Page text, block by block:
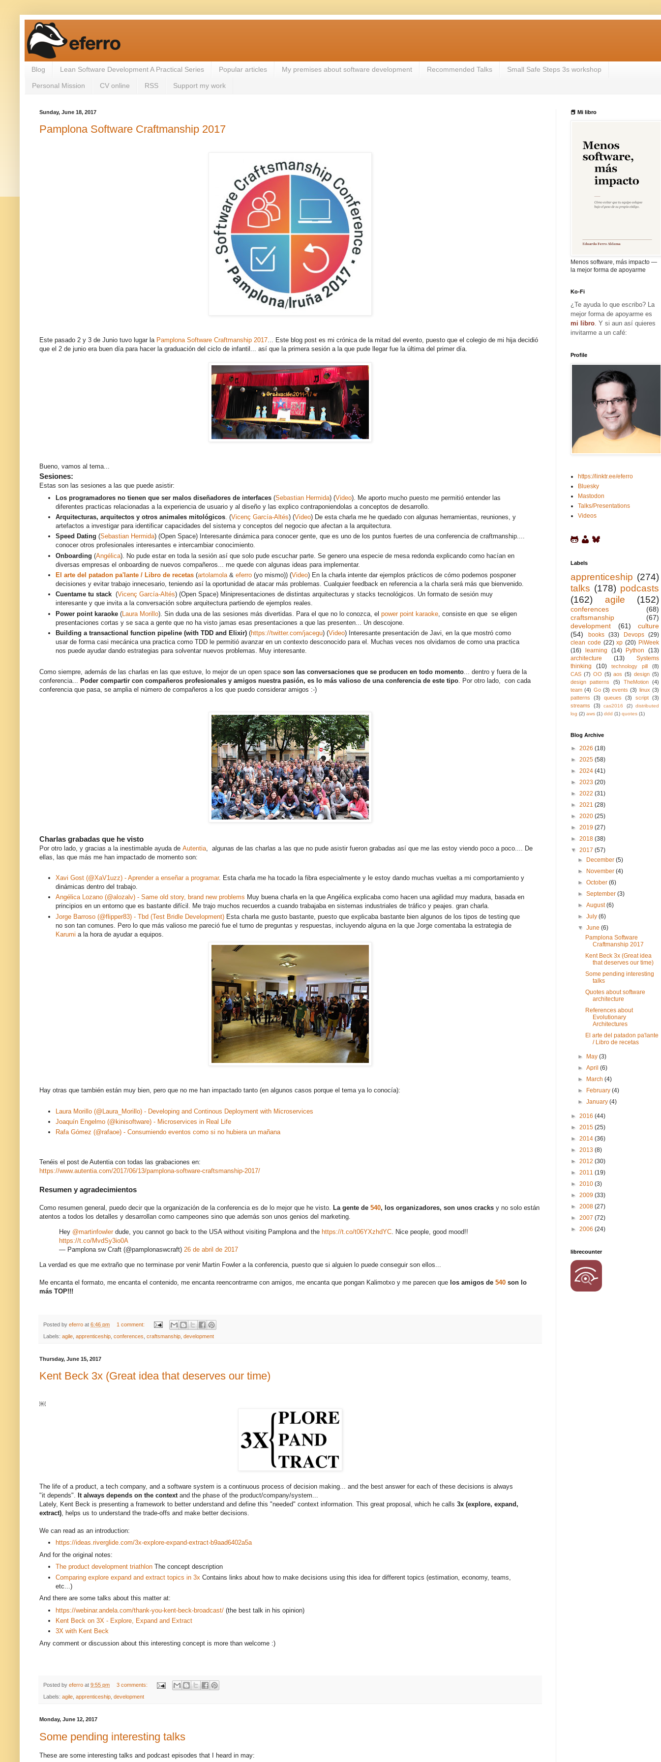
Blog Lean Software Development A Practical Series Popular articles My premises about software development Recommended Talks Small Safe Steps 3s workshop
Personal Mission CV online RSS Support my work
Sunday, June 18, 2017
Pamplona Software Craftmanship 2017
Este pasado 2 y 3 de Junio tuvo lugar la Pamplona Software Craftmanship 2017... Este blog post es mi crónica de la mitad del evento, puesto que el colegio de mi hija decidió
que el 2 de junio era buen día para hacer la graduación del ciclo de infantil... así que la primera sesión a la que pude llegar fue la última del primer día.
Bueno, vamos al tema...
Sesiones:
Estas son las sesiones a las que puede asistir:
Los programadores no tienen que ser malos diseñadores de interfaces (Sebastian Hermida) (Video). Me aporto mucho puesto me permitió entender las
diferentes practicas relacionadas a la experiencia de usuario y al diseño y las explico contraponiendolas a conceptos de desarrollo.
Arquitecturas, arquitectos y otros animales mitológicos. (Vicenç García-Altés) (Video) De esta charla me he quedado con algunas herramientas, reuniones, y
artefactos a investigar para identificar capacidades del sistema y conceptos del negocio que afectan a la arquitectura.
Speed Dating (Sebastian Hermida) (Open Space) Interesante dinámica para conocer gente, que es uno de los puntos fuertes de una conferencia de craftmanship....
conocer otros profesionales interesantes e intercambiar conocimiento.
Onboarding (Angélica). No pude estar en toda la sesión así que solo pude escuchar parte. Se genero una especie de mesa redonda explicando como hacían en
diversas empresas el onboarding de nuevos compañeros... me quede con algunas ideas para implementar.
El arte del patadon pa'lante / Libro de recetas (artolamola& eferro (yo mismo)) (Video) En la charla intente dar ejemplos prácticos de cómo podemos posponer
decisiones y evitar trabajo innecesario, teniendo así la oportunidad de atacar más problemas. Cualquier feedback en referencia a la charla será más que bienvenido.
Cuentame tu stack (Vicenç García-Altés) (Open Space) Minipresentaciones de distintas arquitecturas y stacks tecnológicos. Un formato de sesión muy
interesante y que invita a la conversación sobre arquitectura partiendo de ejemplos reales.
Power point karaoke (Laura Morillo). Sin duda una de las sesiones más divertidas. Para el que no lo conozca, el power point karaoke , consiste en que se eligen
presentaciones cortas y se saca a gente que no ha visto jamas esas presentaciones a que las presenten... Un descojone.
Building a transactional function pipeline (with TDD and Elixir) (https://twitter.com/jacegu) (Video) Interesante presentación de Javi, en la que mostró como
usar de forma casi mecánica una practica como TDD le permitió avanzar en un contexto desconocido para el. Muchas veces nos olvidamos de como una practica
nos puede ayudar dando estrategias para solventar nuevos problemas. Muy interesante.
Como siempre, además de las charlas en las que estuve, lo mejor de un open space son las conversaciones que se producen en todo momento ... dentro y fuera de la
conferencia... Poder compartir con compañeros profesionales y amigos nuestra pasión, es lo más valioso de una conferencia de este tipo . Por otro lado, con cada
conferencia que pasa, se amplia el número de compañeros a los que puedo considerar amigos :-)
Charlas grabadas que he visto
Por otro lado, y gracias a la inestimable ayuda de Autentia , algunas de las charlas a las que no pude asistir fueron grabadas así que me las estoy viendo poco a poco.... De
ellas, las que más me han impactado de momento son:
Xavi Gost (@XaV1uzz) - Aprender a enseñar a programar. Esta charla me ha tocado la fibra especialmente y le estoy dando muchas vueltas a mi comportamiento y
dinámicas dentro del trabajo.
Angélica Lozano (@alozalv) - Same old story, brand new problems Muy buena charla en la que Angélica explicaba como hacen una agilidad muy madura, basada en
principios en un entorno que es bastante difícil. Me trajo muchos recuerdos a cuando trabajaba en sistemas industriales de tráfico y peajes. gran charla.
Jorge Barroso (@flipper83) - Tbd (Test Bridle Development) Esta charla me gusto bastante, puesto que explicaba bastante bien algunos de los tipos de testing que
no son tan comunes. Pero lo que más valioso me pareció fue el turno de preguntas y respuestas, incluyendo alguna en la que Jorge comentaba la estrategia de
Karumi a la hora de ayudar a equipos.
Hay otras que también están muy bien, pero que no me han impactado tanto (en algunos casos porque el tema ya lo conocía):
Laura Morillo (@Laura_Morillo) - Developing and Continous Deployment with Microservices
Joaquín Engelmo (@kinisoftware) - Microservices in Real Life
Rafa Gómez (@rafaoe) - Consumiendo eventos como si no hubiera un mañana
Tenéis el post de Autentia con todas las grabaciones en:
https://www.autentia.com/2017/06/13/pamplona-software-craftsmanship-2017/
Resumen y agradecimientos
Como resumen general, puedo decir que la organización de la conferencia es de lo mejor que he visto. La gente de 540, los organizadores, son unos cracks y no solo están
atentos a todos los detalles y desarrollan como campeones sino que además son unos genios del marketing.
Hey @martinfowlerdude, you cannot go back to the USA without visiting Pamplona and the https://t.co/t06YXzhdYC. Nice people, good mood!!
https://t.co/MvdSy3io0A
— Pamplona sw Craft (@pamplonaswcraft) 26 de abril de 2017
La verdad es que me extraño que no terminase por venir Martin Fowler a la conferencia, puesto que si alguien lo puede conseguir son ellos...
Me encanta el formato, me encanta el contenido, me encanta reencontrarme con amigos, me encanta que pongan Kalimotxo y me parecen que los amigos de 540 son lo
más TOP!!!
Posted by eferro at 6:46 pm 1 comment:
Labels: agile apprenticeship conferences craftsmanship development
Thursday, June 15, 2017
Kent Beck 3x (Great idea that deserves our time)
￼
The life of a product, a tech company, and a software system is a continuous process of decision making... and the best answer for each of these decisions is always
"it depends". It always depends on the context and the phase of the product/company/system...
Lately, Kent Beck is presenting a framework to better understand and define this "needed" context information. This great proposal, which he calls 3x (explore, expand,
extract) , helps us to understand the trade-offs and make better decisions.
We can read as an introduction:
https://ideas.riverglide.com/3x-explore-expand-extract-b9aad6402a5a
And for the original notes:
The product development triathlon The concept description
Comparing explore expand and extract topics in 3x Contains links about how to make decisions using this idea for different topics (estimation, economy, teams,
etc...)
And there are some talks about this matter at:
https://webinar.andela.com/thank-you-kent-beck-broadcast/ (the best talk in his opinion)
Kent Beck on 3X - Explore, Expand and Extract
3X with Kent Beck
Any comment or discussion about this interesting concept is more than welcome :)
Posted by eferro at 9:55 pm 3 comments:
Labels: agile apprenticeship development
Monday, June 12, 2017
Some pending interesting talks
These are some interesting talks and podcast episodes that I heard in may:
📕 Mi libro
Menos software, más impacto —
la mejor forma de apoyarme
Ko-Fi
¿Te ayuda lo que escribo? La
mejor forma de apoyarme es
mi libro . Y si aun así quieres
invitarme a un café:
Profile
https://linktr.ee/eferro
Bluesky
Mastodon
Talks/Presentations
Videos
Labels
apprenticeship (274)
talks (178) podcasts
(162)
agile (152)
conferences
(68)
craftsmanship
(67)
development
(61)
culture
(54)
books (33) Devops
(29)
clean code (22) xp (20) PiWeek
(16) learning (14) Python
(13)
architecture
(13)
Systems
thinking
(10) technology pill
(8)
CAS (7) OO (5) aos (5) design (5)
design patterns
(5) TheMotion
(4)
team (4) Go (3) events (3) linux (3)
patterns
(3) queues (3) script (3)
streams
(3) cas2016 (2) distributed
log (2) aws (1) ddd (1) quotes (1)
Blog Archive
► 2026 (18)
► 2025 (58)
► 2024 (41)
► 2023 (20)
► 2022 (31)
► 2021 (28)
► 2020 (25)
► 2019 (27)
► 2018 (38)
▼ 2017 (57)
► December(5)
► November(4)
►October(6)
►September(3)
►August(6)
►July(6)
▼June(6)
Pamplona Software
Craftmanship 2017
Kent Beck 3x (Great idea
that deserves our time)
Some pending interesting
talks
Quotes about software
architecture
References about
Evolutionary
Architectures
El arte del patadon pa'lante
/ Libro de recetas
► May(3)
►April(6)
► March(4)
► February(4)
►January(4)
► 2016 (44)
► 2015 (25)
► 2014 (36)
► 2013 (8)
► 2012 (30)
► 2011 (19)
► 2010 (3)
► 2009 (33)
► 2008 (27)
► 2007 (72)
► 2006 (24)
librecounter